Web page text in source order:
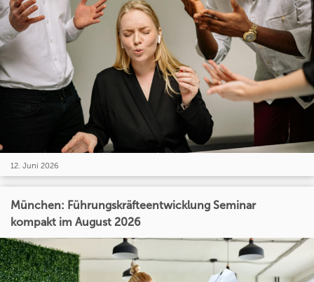
12. Juni 2026
München: Führungskräfteentwicklung Seminar
kompakt im August 2026